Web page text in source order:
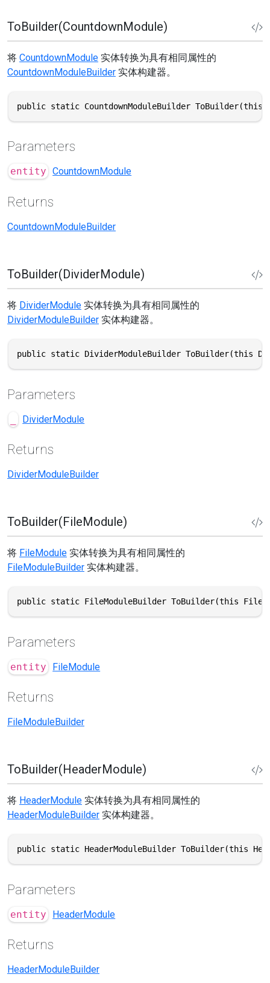
ToBuilder(CountdownModule)
将 CountdownModule 实体转换为具有相同属性的
CountdownModuleBuilder 实体构建器。
public static CountdownModuleBuilder ToBuilder(this
Parameters
entity CountdownModule
Returns
CountdownModuleBuilder
ToBuilder(DividerModule)
将 DividerModule 实体转换为具有相同属性的
DividerModuleBuilder 实体构建器。
public static DividerModuleBuilder ToBuilder(this
Parameters
DividerModule
Returns
DividerModuleBuilder
ToBuilder(FileModule)
将 FileModule 实体转换为具有相同属性的
FileModuleBuilder 实体构建器。
public static FileModuleBuilder ToBuilder(this
Parameters
entity FileModule
Returns
FileModuleBuilder
ToBuilder(HeaderModule)
将 HeaderModule 实体转换为具有相同属性的
HeaderModuleBuilder 实体构建器。
public static HeaderModuleBuilder ToBuilder(this
Parameters
entity HeaderModule
Returns
HeaderModuleBuilder